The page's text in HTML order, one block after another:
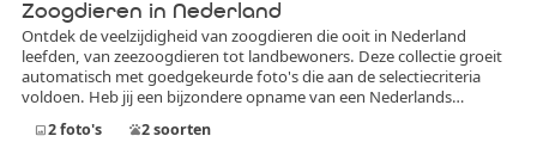
Zoogdieren in Nederland
Ontdek de veelzijdigheid van zoogdieren die ooit in Nederland
leefden, van zeezoogdieren tot landbewoners. Deze collectie groeit
automatisch met goedgekeurde foto's die aan de selectiecriteria
voldoen. Heb jij een bijzondere opname van een Nederlands
compleet te maken!
image2foto's pets2soorten